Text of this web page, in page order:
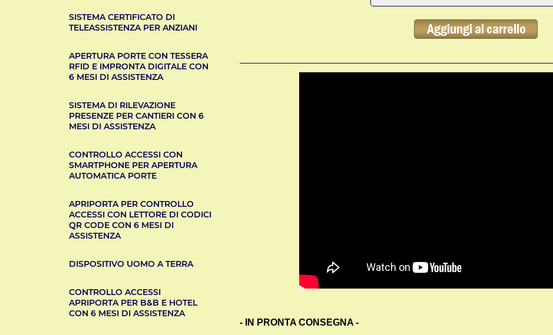
SISTEMA CERTIFICATO DI
TELEASSISTENZA PER ANZIANI
APERTURA PORTE CON TESSERA
RFID E IMPRONTA DIGITALE CON
6 MESI DI ASSISTENZA
SISTEMA DI RILEVAZIONE
PRESENZE PER CANTIERI CON 6
MESI DI ASSISTENZA
CONTROLLO ACCESSI CON
SMARTPHONE PER APERTURA
AUTOMATICA PORTE
APRIPORTA PER CONTROLLO
ACCESSI CON LETTORE DI CODICI
QR CODE CON 6 MESI DI
ASSISTENZA
DISPOSITIVO UOMO A TERRA
CONTROLLO ACCESSI
APRIPORTA PER B&B E HOTEL
CON 6 MESI DI ASSISTENZA
- IN PRONTA CONSEGNA -